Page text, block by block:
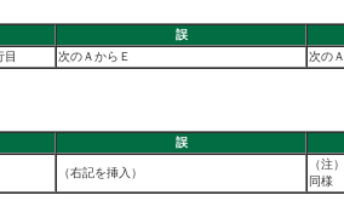
誤
目
次のＡからＥ 次の
誤
（右記を挿入）
（注
同様